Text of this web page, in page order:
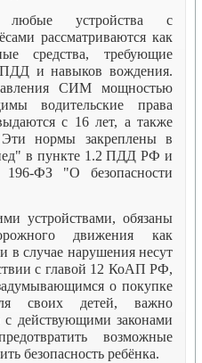
устройства с
рассматриваются как
средства, требующие
ПДД и навыков вождения.
СИМ мощностью
водительские права
с 16 лет, а также
Эти нормы закреплены в
в пункте 1.2 ПДД РФ и
ФЗ "О безопасности
устройствами, обязаны
движения как
в случае нарушения несут
с главой 12 КоАП РФ,
о покупке
своих детей, важно
с действующими законами
возможные
безопасность ребёнка.